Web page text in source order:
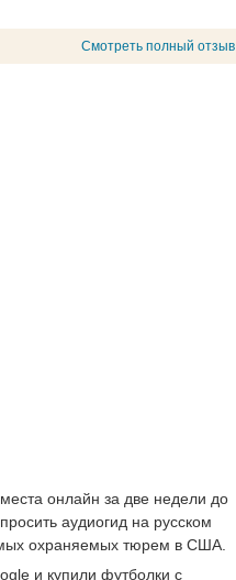
Смотреть полный отзыв
онлайн за две недели до
аудиогид на русском
охраняемых тюрем в США.
и купили футболки с